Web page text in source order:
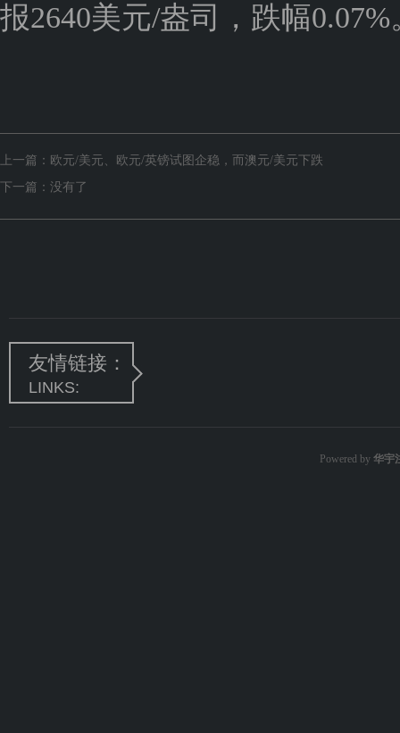
报2640美元/盎司，跌幅0.07%
上一篇： 欧元/美元、欧元/英镑试图企稳，而澳元/美元下跌
下一篇：没有了
友情链接：
LINKS:
Powered by 华宇